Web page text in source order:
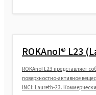
ROKAnol® L23
ROKAnol L23 представляет
поверхностно-активное
INCI: Laureth-23.